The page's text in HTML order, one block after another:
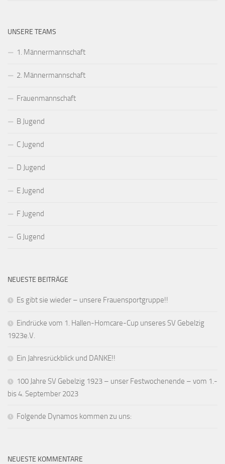
UNSERE TEAMS
1. Männermannschaft
2. Männermannschaft
Frauenmannschaft
B Jugend
C Jugend
D Jugend
E Jugend
F Jugend
G Jugend
NEUESTE BEITRÄGE
Es gibt sie wieder – unsere Frauensportgruppe!!
Eindrücke vom 1. Hallen-Homcare-Cup unseres SV Gebelzig
1923e.V.
Ein Jahresrückblick und DANKE!!
100 Jahre SV Gebelzig 1923 – unser Festwochenende – vom 1.-
bis 4. September 2023
Folgende Dynamos kommen zu uns:
NEUESTE KOMMENTARE